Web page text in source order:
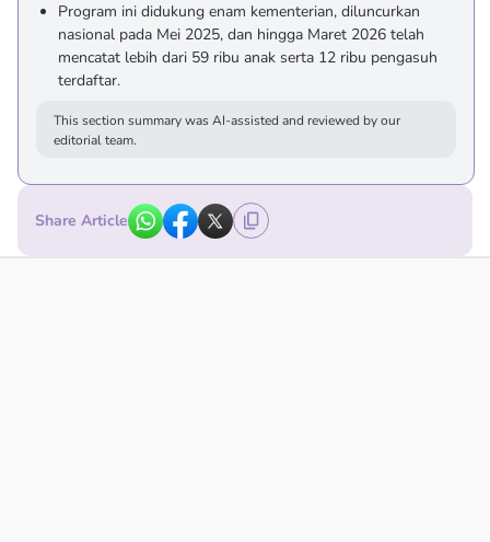
Program ini didukung enam kementerian, diluncurkan
nasional pada Mei 2025, dan hingga Maret 2026 telah
mencatat lebih dari 59 ribu anak serta 12 ribu pengasuh
terdaftar.
This section summary was AI-assisted and reviewed by our
editorial team.
Share Article